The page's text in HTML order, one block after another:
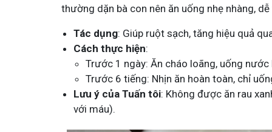
thường dặn bà con nên ăn uống nhẹ nhàng,
Tác dụng: Giúp ruột sạch, tăng hiệu quả
Cách thực hiện:
Trước 1 ngày: Ăn cháo loãng, uống
Trước 6 tiếng: Nhịn ăn hoàn toàn, chỉ
Lưu ý của Tuấn tôi: Không được ăn rau
với máu).